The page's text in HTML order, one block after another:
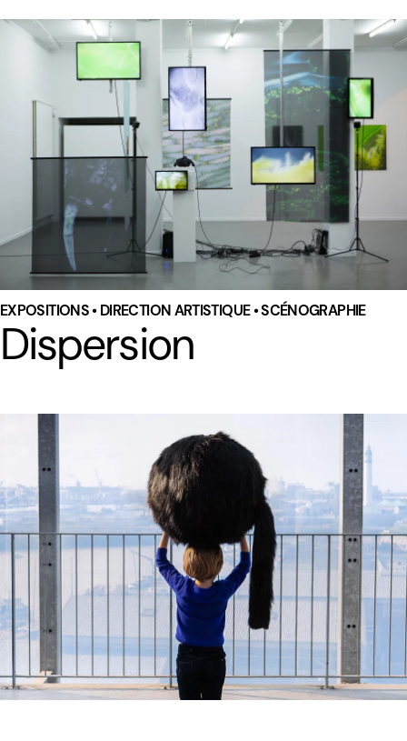
EXPOSITIONS • DIRECTION ARTISTIQUE • SCÉNOGRAPHIE
Dispersion